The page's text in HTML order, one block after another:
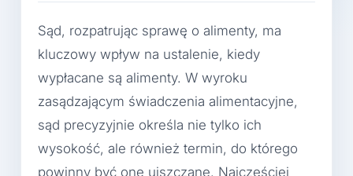
Sąd, rozpatrując sprawę o alimenty, ma
kluczowy wpływ na ustalenie, kiedy
wypłacane są alimenty. W wyroku
zasądzającym świadczenia alimentacyjne,
sąd precyzyjnie określa nie tylko ich
wysokość, ale również termin, do którego
powinny być one uiszczane. Najczęściej